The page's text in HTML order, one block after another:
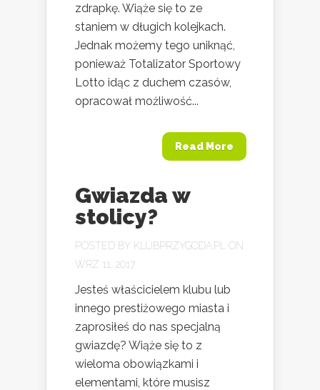
zdrapkę. Wiąże się to ze
staniem w długich kolejkach.
Jednak możemy tego uniknąć,
ponieważ Totalizator Sportowy
Lotto idąc z duchem czasów,
opracował możliwość...
Read More
Gwiazda w
stolicy?
POSTED BY KLUBPRZYGODA.PL
ON
WRZ 11, 2017
Jesteś właścicielem klubu lub
innego prestiżowego miasta i
zaprosiłeś do nas specjalną
gwiazdę? Wiąże się to z
wieloma obowiązkami i
elementami, które musisz